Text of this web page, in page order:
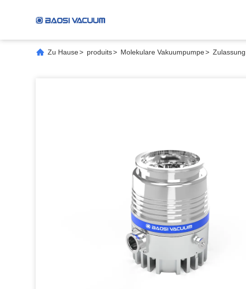
Zu Hause> produits> Molekulare Vakuumpumpe>